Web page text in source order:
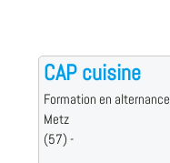
CAP cuisine
Formation en alternance
Metz
(57) -